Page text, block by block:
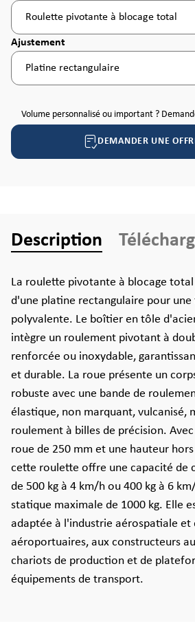
Roulette pivotante à blocage total
Sélectionnez
Ajustement
Platine rectangulaire
Volume personnalisé ou important ?
DEMANDER UNE
Description
La roulette pivotante à blocage total
d'une platine rectangulaire pour
polyvalente. Le boîtier en tôle
intègre un roulement pivotant à
renforcée ou inoxydable,
et durable. La roue présente un
robuste avec une bande de
élastique, non marquant, vulcanisé,
roulement à billes de précision.
roue de 250 mm et une hauteur
cette roulette offre une capacité de
de 500 kg à 4 km/h ou 400 kg à 6
statique maximale de 1000 kg. Elle
adaptée à l'industrie aérospatiale et
aéroportuaires, aux constructeurs
chariots de production et de
équipements de transport.